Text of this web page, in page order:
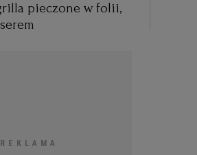
pieczone w folii,